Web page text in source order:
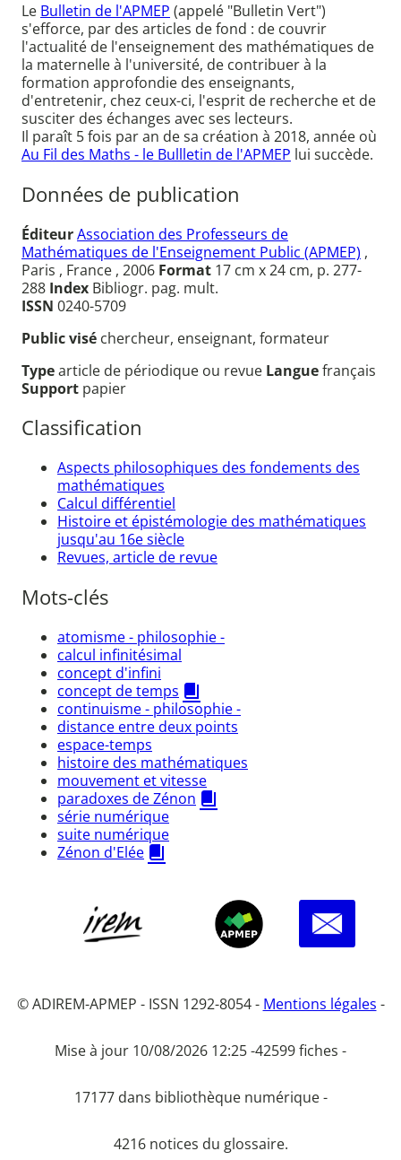
Le Bulletin de l'APMEP (appelé "Bulletin Vert")
s'efforce, par des articles de fond : de couvrir
l'actualité de l'enseignement des mathématiques de
la maternelle à l'université, de contribuer à la
formation approfondie des enseignants,
d'entretenir, chez ceux-ci, l'esprit de recherche et de
susciter des échanges avec ses lecteurs.
Il paraît 5 fois par an de sa création à 2018, année où
Au Fil des Maths - le Bullletin de l'APMEP lui succède.
Données de publication
ÉditeurAssociation des Professeurs de
Mathématiques de l'Enseignement Public (APMEP) ,
Paris , France , 2006 Format 17 cm x 24 cm, p. 277-
288 Index Bibliogr. pag. mult.
ISSN 0240-5709
Public visé chercheur, enseignant, formateur
Typearticle de périodique ou revue Languefrançais
Support papier
Classification
Aspects philosophiques des fondements des
mathématiques
Calcul différentiel
Histoire et épistémologie des mathématiques
jusqu'au 16e siècle
Revues, article de revue
Mots-clés
atomisme - philosophie -
calcul infinitésimal
concept d'infini
concept de temps
continuisme - philosophie -
distance entre deux points
espace-temps
histoire des mathématiques
mouvement et vitesse
paradoxes de Zénon
série numérique
suite numérique
Zénon d'Elée
© ADIREM-APMEP - ISSN 1292-8054 - Mentions légales -
Mise à jour 10/08/2026 12:25 -42599 fiches -
17177 dans bibliothèque numérique -
4216 notices du glossaire.